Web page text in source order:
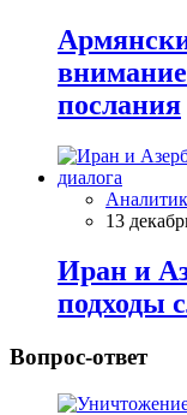
послания
13
Иран и
подходы
Вопрос-ответ